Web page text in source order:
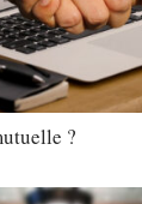
?